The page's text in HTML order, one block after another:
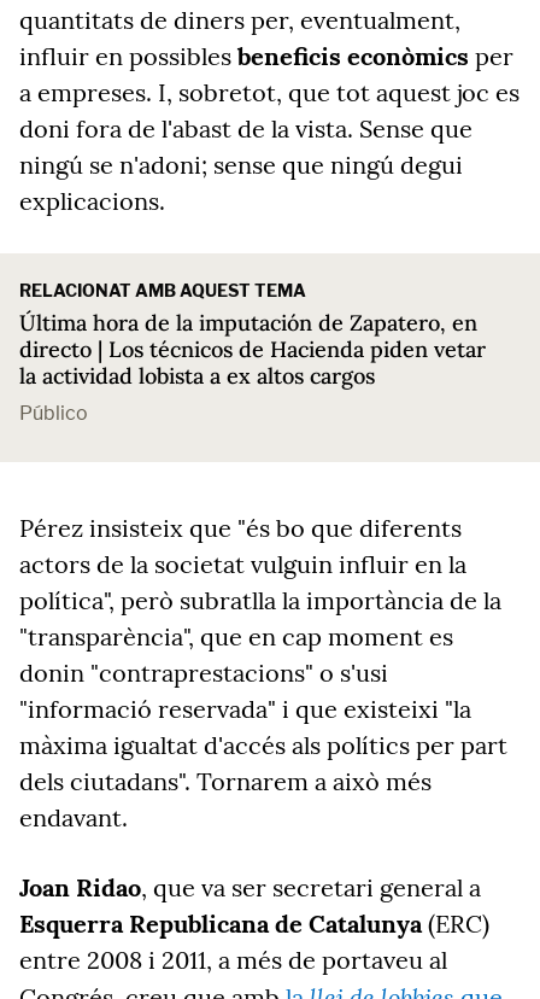
quantitats de diners per, eventualment,
influir en possibles beneficis econòmics per
a empreses. I, sobretot, que tot aquest joc es
doni fora de l'abast de la vista. Sense que
ningú se n'adoni; sense que ningú degui
explicacions.
RELACIONAT AMB AQUEST TEMA
Última hora de la imputación de Zapatero, en
directo | Los técnicos de Hacienda piden vetar
la actividad lobista a ex altos cargos
Público
Pérez insisteix que "és bo que diferents
actors de la societat vulguin influir en la
política", però subratlla la importància de la
"transparència", que en cap moment es
donin "contraprestacions" o s'usi
"informació reservada" i que existeixi "la
màxima igualtat d'accés als polítics per part
dels ciutadans". Tornarem a això més
endavant.
Joan Ridao, que va ser secretari general a
Esquerra Republicana de Catalunya(ERC)
entre 2008 i 2011, a més de portaveu al